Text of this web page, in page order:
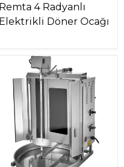
Remta 4 Radyanlı
Elektrikli Döner Ocağı